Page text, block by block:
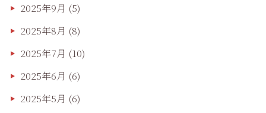
2025年9月 (5)
2025年8月 (8)
2025年7月 (10)
2025年6月 (6)
2025年5月 (6)